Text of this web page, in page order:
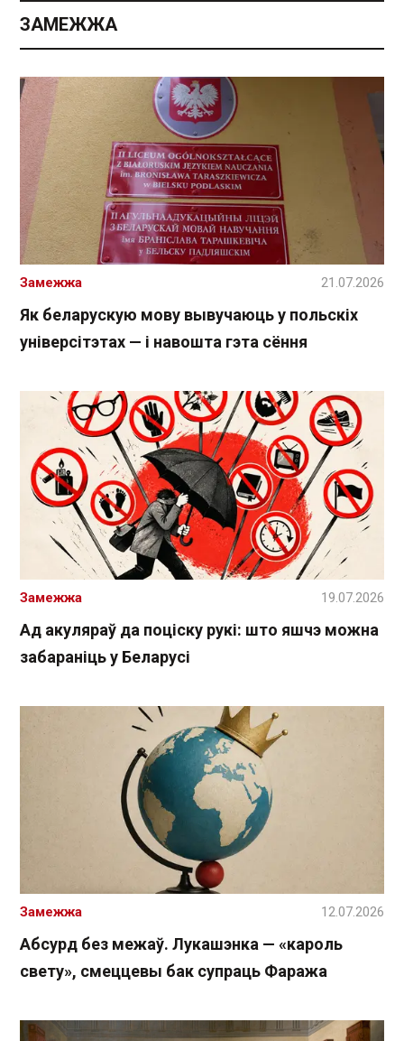
ЗАМЕЖЖА
Як беларускую мову вывучаюць у польскіх
універсітэтах — і навошта гэта сёння
Замежжа 21.07.2026
Ад акуляраў да поціску рукі: што яшчэ можна
забараніць у Беларусі
Замежжа 19.07.2026
Абсурд без межаў. Лукашэнка — «кароль
свету», смеццевы бак супраць Фаража
Замежжа 12.07.2026